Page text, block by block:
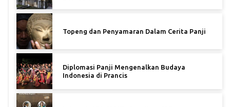
Topeng dan Penyamaran Dalam Cerita Panji
Diplomasi Panji Mengenalkan Budaya
Indonesia di Prancis